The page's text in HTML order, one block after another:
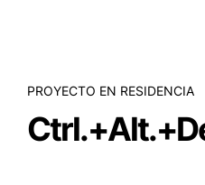
PROYECTO EN RESIDENCIA